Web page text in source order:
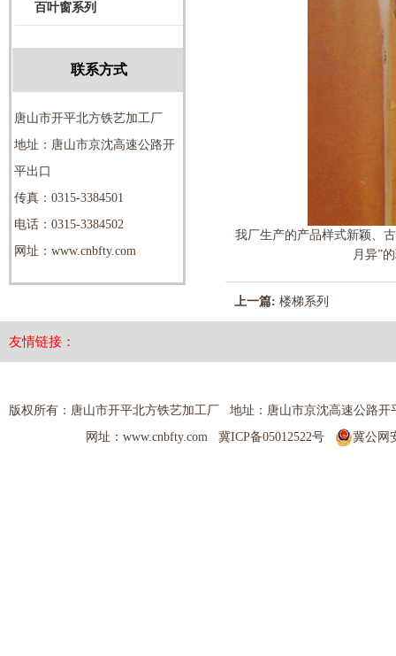
我厂生产的产品样式新颖、
月异”
上一篇: 楼梯系列
百叶窗系列
联系方式
唐山市开平北方铁艺加工厂
地址：唐山市京沈高速公路开
平出口
传真：0315-3384501
电话：0315-3384502
网址：www.cnbfty.com
友情链接：
版权所有：唐山市开平北方铁艺加工厂 地址：唐山市京沈高速公路
网址：www.cnbfty.com 冀ICP备05012522号 冀公网